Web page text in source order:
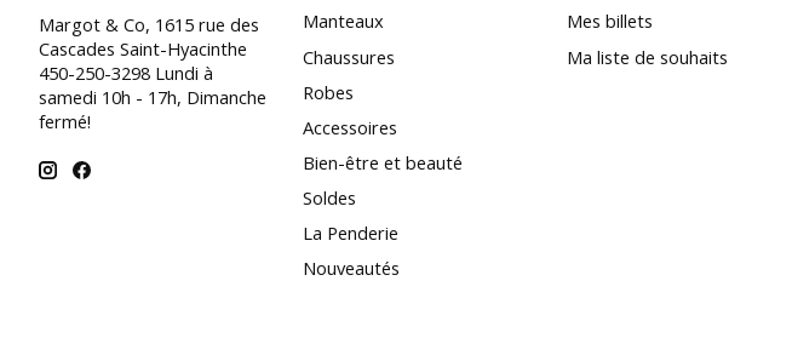
Margot & Co, 1615 rue des
Cascades Saint-Hyacinthe
450-250-3298 Lundi à
samedi 10h - 17h, Dimanche
fermé!
Manteaux
Chaussures
Robes
Accessoires
Bien-être et beauté
Soldes
La Penderie
Nouveautés
Mes billets
Ma liste de souhaits